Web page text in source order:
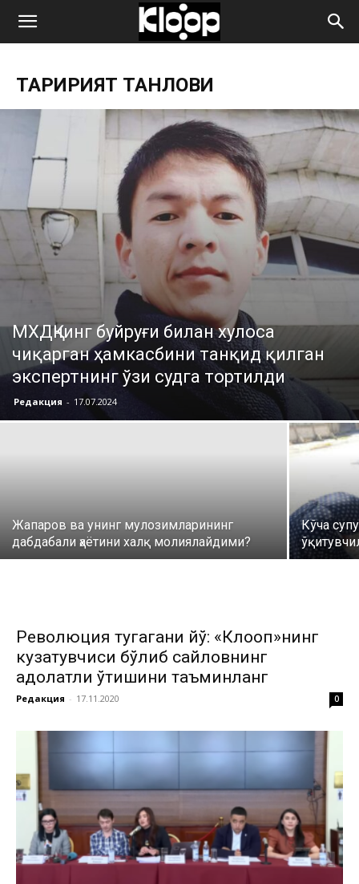
ҚИРҒИЗИСТОН
ЯНГИЛИКЛАРИ
ТАҲРИРИЯТ ТАНЛОВИ
МХДҚнинг буйруғи билан хулоса
чиқарган ҳамкасбини танқид қилган
экспертнинг ўзи судга тортилди
Редакция - 17.07.2024
Жапаров ва унинг мулозимларининг
дабдабали ҳаётини халқ молиялайдими?
Кўча
Революция тугагани йўқ: «Клооп»нинг
кузатувчиси бўлиб сайловнинг
адолатли ўтишини таъминланг
Редакция - 17.11.2020 0